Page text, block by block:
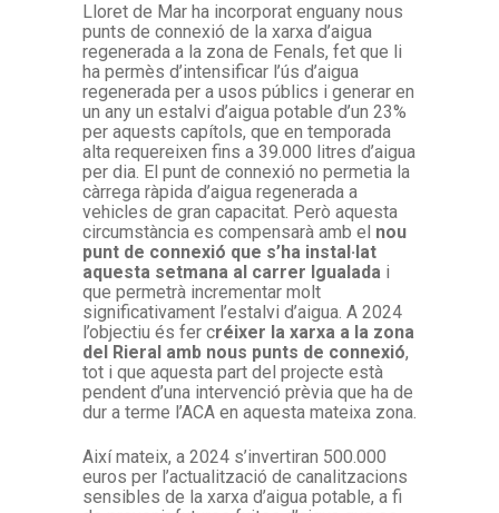
Lloret de Mar ha incorporat enguany nous
punts de connexió de la xarxa d’aigua
regenerada a la zona de Fenals, fet que li
ha permès d’intensificar l’ús d’aigua
regenerada per a usos públics i generar en
un any un estalvi d’aigua potable d’un 23%
per aquests capítols, que en temporada
alta requereixen fins a 39.000 litres d’aigua
per dia. El punt de connexió no permetia la
càrrega ràpida d’aigua regenerada a
vehicles de gran capacitat. Però aquesta
circumstància es compensarà amb el nou
punt de connexió que s’ha instal·lat
aquesta setmana al carrer Igualada i
que permetrà incrementar molt
significativament l’estalvi d’aigua. A 2024
l’objectiu és fer créixer la xarxa a la zona
del Rieral amb nous punts de connexió,
tot i que aquesta part del projecte està
pendent d’una intervenció prèvia que ha de
dur a terme l’ACA en aquesta mateixa zona.
Així mateix, a 2024 s’invertiran 500.000
euros per l’actualització de canalitzacions
sensibles de la xarxa d’aigua potable, a fi